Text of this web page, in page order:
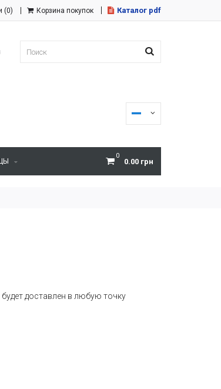
(0) Корзина покупок Каталог pdf
0
0.00 грн
будет доставлен в любую точку